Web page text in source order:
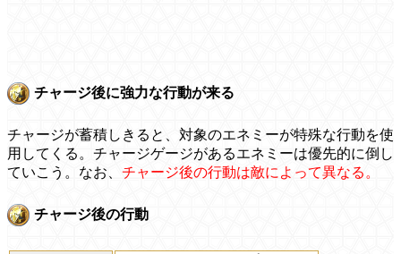
チャージ後に強力な行動が来る
チャージが蓄積しきると、対象のエネミーが特殊な行動を使
用してくる。チャージゲージがあるエネミーは優先的に倒し
ていこう。なお、 チャージ後の行動は敵によって異なる。
チャージ後の行動